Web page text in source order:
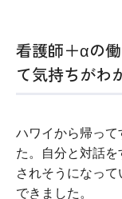
看護師＋αの
て気持ちがわ
ハワイから帰って
た。自分と対話
されそうになっ
できました。